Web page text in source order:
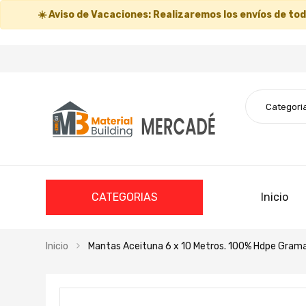
☀️Aviso de Vacaciones:Realizaremos los envíos de
CATEGORIAS Inicio
Inicio Mantas Aceituna 6 x 10 Metros. 100% Hdpe